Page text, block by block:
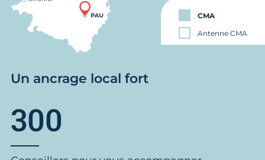
CMA
Antenne CMA
Un ancrage local fort
300